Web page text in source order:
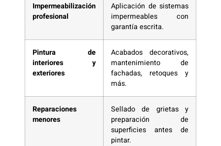
Impermeabilización
profesional
Aplicación de sistemas
impermeables con
garantía escrita.
Pintura de
interiores y
exteriores
Acabados decorativos,
mantenimiento de
fachadas, retoques y
más.
Reparaciones
menores
Sellado de grietas y
preparación de
superficies antes de
pintar.